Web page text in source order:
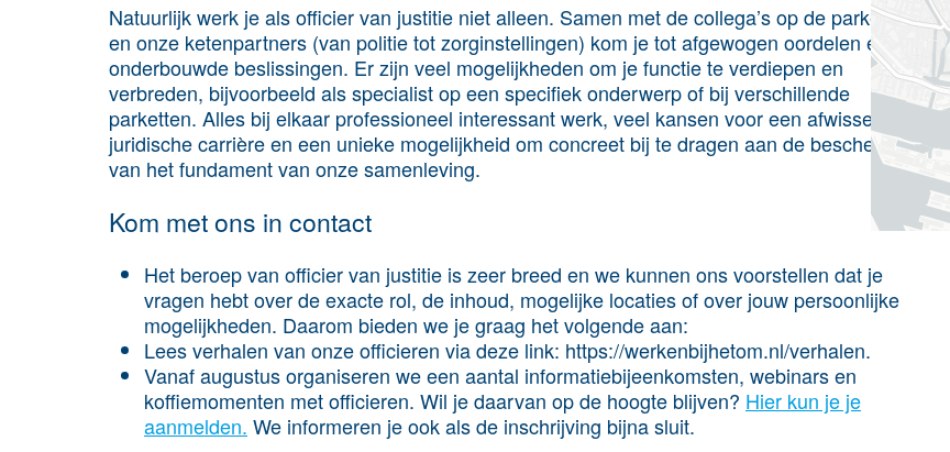
Natuurlijk werk je als officier van justitie niet alleen. Samen met de collega’s op de parketten
en onze ketenpartners (van politie tot zorginstellingen) kom je tot afgewogen oordelen en
onderbouwde beslissingen. Er zijn veel mogelijkheden om je functie te verdiepen en
verbreden, bijvoorbeeld als specialist op een specifiek onderwerp of bij verschillende
parketten. Alles bij elkaar professioneel interessant werk, veel kansen voor een afwisselende
juridische carrière en een unieke mogelijkheid om concreet bij te dragen aan de bescherming
van het fundament van onze samenleving.
Kom met ons in contact
Het beroep van officier van justitie is zeer breed en we kunnen ons voorstellen dat je
vragen hebt over de exacte rol, de inhoud, mogelijke locaties of over jouw persoonlijke
mogelijkheden. Daarom bieden we je graag het volgende aan:
Lees verhalen van onze officieren via deze link: https://werkenbijhetom.nl/verhalen.
Vanaf augustus organiseren we een aantal informatiebijeenkomsten, webinars en
koffiemomenten met officieren. Wil je daarvan op de hoogte blijven? Hier kun je je
aanmelden. We informeren je ook als de inschrijving bijna sluit.